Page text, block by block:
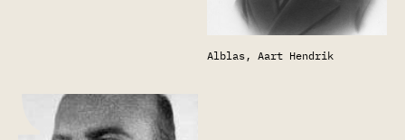
Alblas, Aart Hendrik